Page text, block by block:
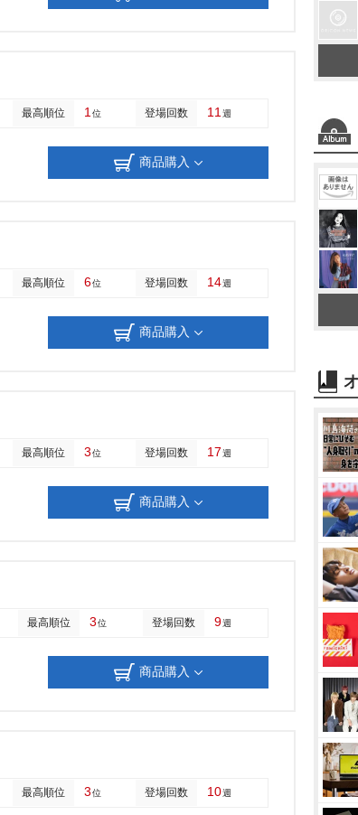
最高順位 1 位 登場回数 11 週
商品購入
最高順位 6位 登場回数 14週
商品購入
最高順位 3位 登場回数 17週
商品購入
最高順位 3位 登場回数 9週
商品購入
最高順位 3位 登場回数 10週